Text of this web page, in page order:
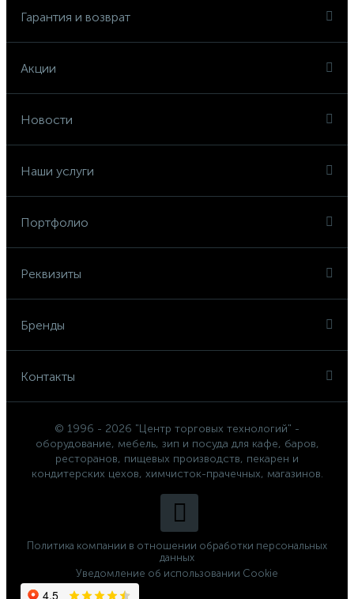
Гарантия и возврат
Акции
Новости
Наши услуги
Портфолио
Реквизиты
Бренды
Контакты
© 1996 - 2026 "Центр торговых технологий" -
оборудование, мебель, зип и посуда для кафе, баров,
ресторанов, пищевых производств, пекарен и
кондитерских цехов, химчисток-прачечных, магазинов.
Политика компании в отношении обработки персональных
данных
Уведомление об использовании Cookie